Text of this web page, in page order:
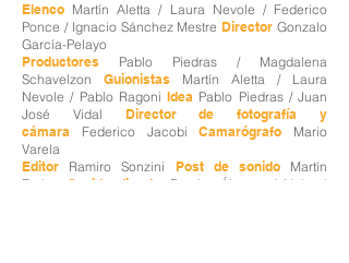
Elenco Martín Aletta / Laura Nevole / Federico
Ponce / Ignacio Sánchez Mestre Director Gonzalo
García-Pelayo
Productores Pablo Piedras / Magdalena
Schavelzon Guionistas Martín Aletta / Laura
Nevole / Pablo Ragoni Idea Pablo Piedras / Juan
José Vidal Director de fotografía y
cámara Federico JacobiCamarógrafo Mario
Varela
Editor Ramiro Sonzini Post de sonido Martín
Farina Sonido directo
Ramiro Álvarez / Nahuel